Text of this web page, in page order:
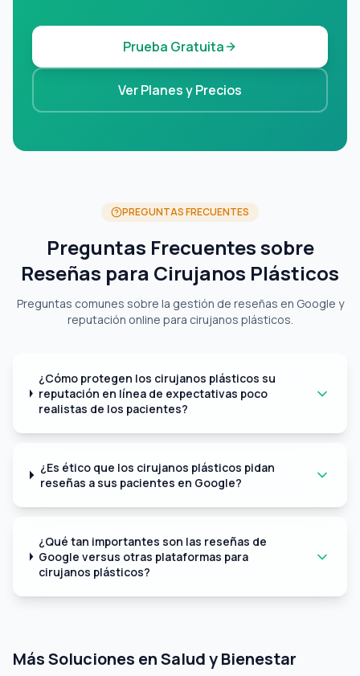
Prueba Gratuita
Ver Planes y Precios
PREGUNTAS FRECUENTES
Preguntas Frecuentes sobre
Reseñas para Cirujanos Plásticos
Preguntas comunes sobre la gestión de reseñas en Google y
reputación online para cirujanos plásticos.
¿Cómo protegen los cirujanos plásticos su
reputación en línea de expectativas poco
realistas de los pacientes?
¿Es ético que los cirujanos plásticos pidan
reseñas a sus pacientes en Google?
¿Qué tan importantes son las reseñas de
Google versus otras plataformas para
cirujanos plásticos?
Más Soluciones en Salud y Bienestar